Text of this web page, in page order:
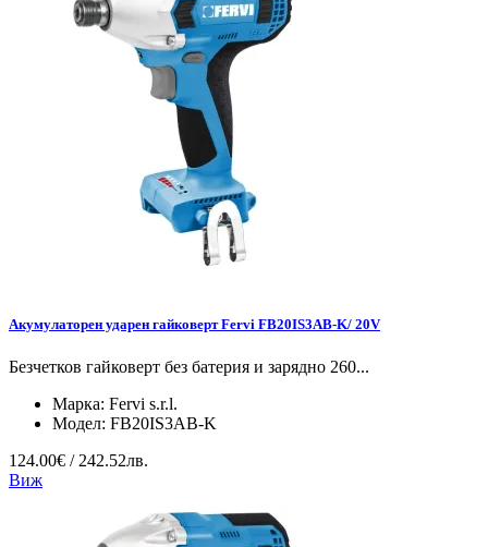
Акумулаторен ударен гайковерт Fervi FB20IS3AB-K/ 20V
Безчетков гайковерт без батерия и зарядно 260...
Марка: Fervi s.r.l.
Модел: FB20IS3AB-K
124.00€ / 242.52лв.
Виж